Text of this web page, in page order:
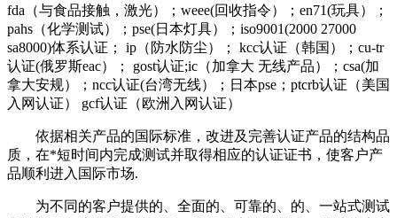
fda（与食品接触，激光）；weee(回收指令）；en71(玩具）；
pahs（化学测试）；pse(日本灯具）；iso9001(2000 27000
sa8000)体系认证； ip（防水防尘）； kcc认证（韩国）；cu-tr
认证(俄罗斯eac）； gost认证;ic（加拿大 无线产品）；csa(加
拿大安规）；ncc认证(台湾无线）；日本pse；ptcrb认证（美国
入网认证） gcf认证（欧洲入网认证）
依据相关产品的国际标准，改进及完善认证产品的结构品
质，在*短时间内完成测试并取得相应的认证证书，使客户产
品顺利进入国际市场.
为不同的客户提供的、全面的、可靠的、的、一站式测试